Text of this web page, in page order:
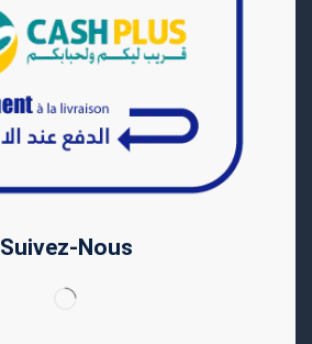
Suivez-Nous